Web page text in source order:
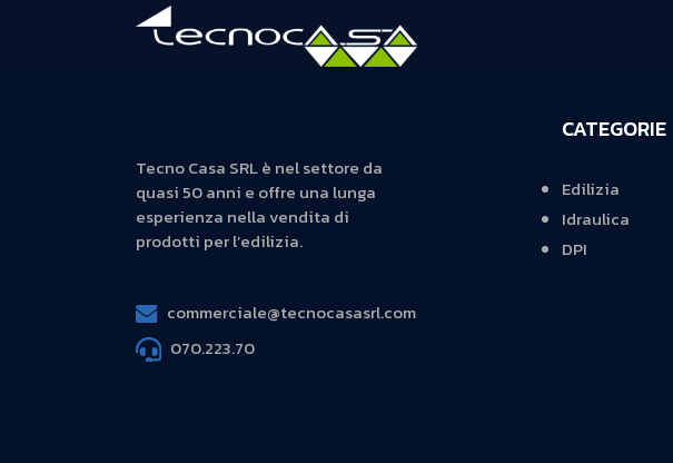
Tecno Casa SRL è nel settore da
quasi 50 anni e offre una lunga
esperienza nella vendita di
prodotti per l’edilizia.
commerciale@tecnocasasrl.com
070.223.70
CATEGORIE
Edilizia
Idraulica
DPI